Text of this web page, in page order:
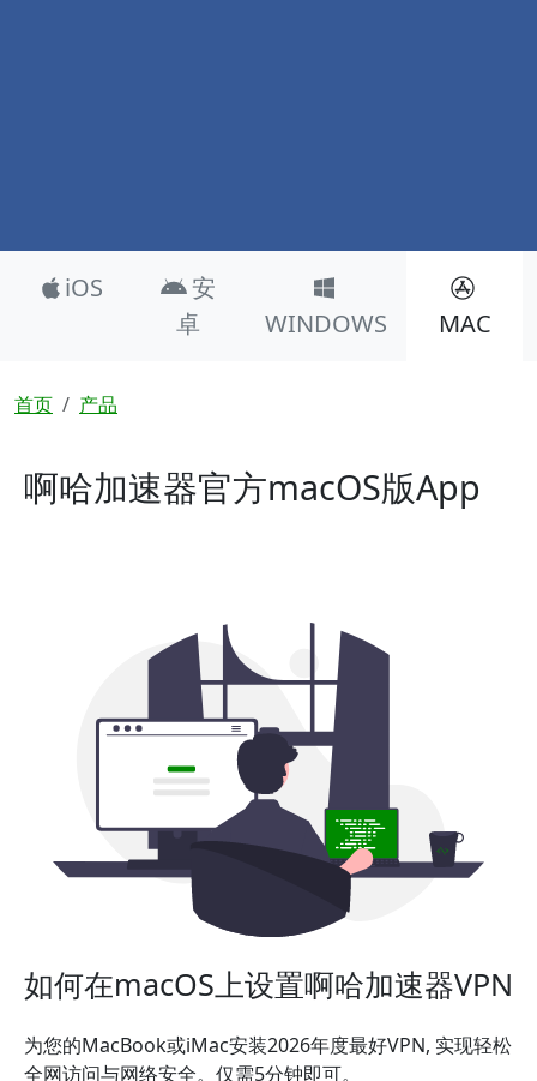
iOS
安
卓
WINDOWS MAC
面包屑
首页 产品
啊哈加速器官方macOS版App
如何在macOS上设置啊哈加速器VPN
为您的MacBook或iMac安装2026年度最好VPN, 实现轻松
全网访问与网络安全。仅需5分钟即可。